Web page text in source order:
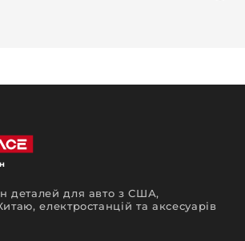
деталей для авто з США,
електростанцій та аксесуарів